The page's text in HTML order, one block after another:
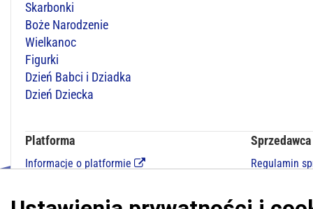
Skarbonki
Boże Narodzenie
Wielkanoc
Figurki
Dzień Babci i Dziadka
Dzień Dziecka
Platforma
Informacje o platformie
Polityka prywatności platformy
Sprzedawca
Regulamin
Kontakt